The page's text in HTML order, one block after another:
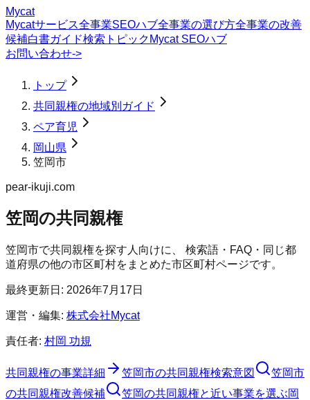
Mycat
Mycatサービス全事業SEOハブ全事業の選び方全事業の改善
候補白書ガイド検索トピック Mycat SEOハブ
お問い合わせ->
トップ
共同親権の地域別ガイド
ペア育児
岡山県
笠岡市
pear-ikuji.com
笠岡の共同親権
笠岡市で共同親権を探す人向けに、 検索語・FAQ・同じ都
道府県の他の市区町村をまとめた市区町村ページです。
最終更新日: 2026年7月17日
運営・編集: 株式会社Mycat
責任者: 村岡 功規
共同親権の事業詳細 笠岡市の共同親権検索意図
笠岡市
の共同親権改善候補 笠岡の共同親権と近い事業を選ぶ岡